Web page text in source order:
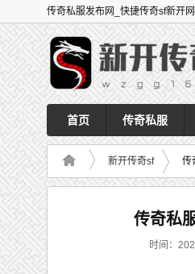
传奇私服发布网_快捷传奇sf新开
首页 传奇私服
新开传奇sf 传
传奇私
时间：